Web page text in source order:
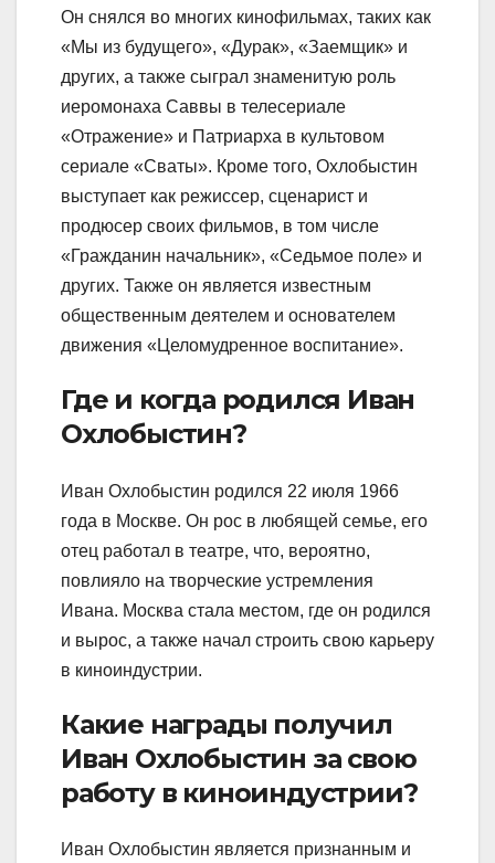
Он снялся во многих кинофильмах, таких как
«Мы из будущего», «Дурак», «Заемщик» и
других, а также сыграл знаменитую роль
иеромонаха Саввы в телесериале
«Отражение» и Патриарха в культовом
сериале «Сваты». Кроме того, Охлобыстин
выступает как режиссер, сценарист и
продюсер своих фильмов, в том числе
«Гражданин начальник», «Седьмое поле» и
других. Также он является известным
общественным деятелем и основателем
движения «Целомудренное воспитание».
Где и когда родился Иван
Охлобыстин?
Иван Охлобыстин родился 22 июля 1966
года в Москве. Он рос в любящей семье, его
отец работал в театре, что, вероятно,
повлияло на творческие устремления
Ивана. Москва стала местом, где он родился
и вырос, а также начал строить свою карьеру
в киноиндустрии.
Какие награды получил
Иван Охлобыстин за свою
работу в киноиндустрии?
Иван Охлобыстин является признанным и